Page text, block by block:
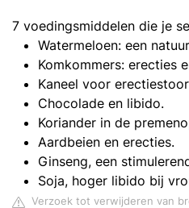
7 voedingsmiddelen die je
Watermeloen: een
Komkommers: erecties
Kaneel voor
Chocolade en libido.
Koriander in de
Aardbeien en erecties.
Ginseng, een
Soja, hoger libido bij
Verzoek tot verwijderen van